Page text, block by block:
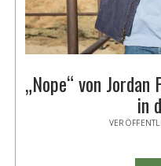
„Nope“ von
in